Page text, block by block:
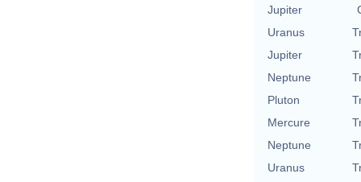
Jupiter
Uranus
Jupiter
Neptune
Pluton
Mercure
Neptune
Uranus